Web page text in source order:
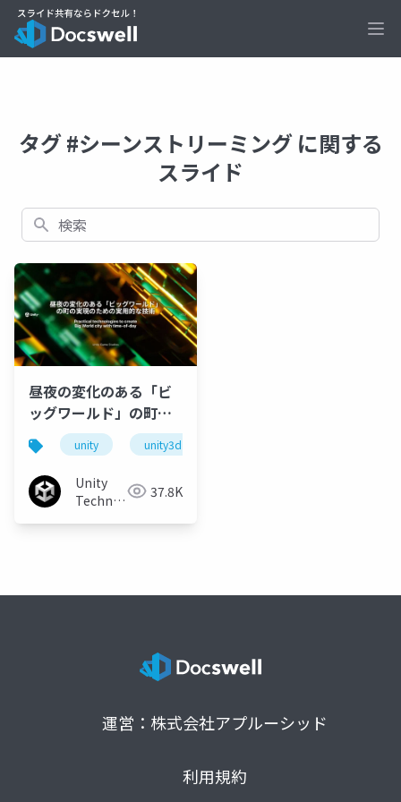
タグ #シーンストリーミング に関する
スライド
検索
昼夜の変化のある「ビ
ッグワールド」の町の
実現のための実用的な
技術の紹介／Practical
technologies to
create Big World city
with time-of-day
unity unity3d
Unity
Technologies37.8K
運営：株式会社アプルーシッド
利用規約